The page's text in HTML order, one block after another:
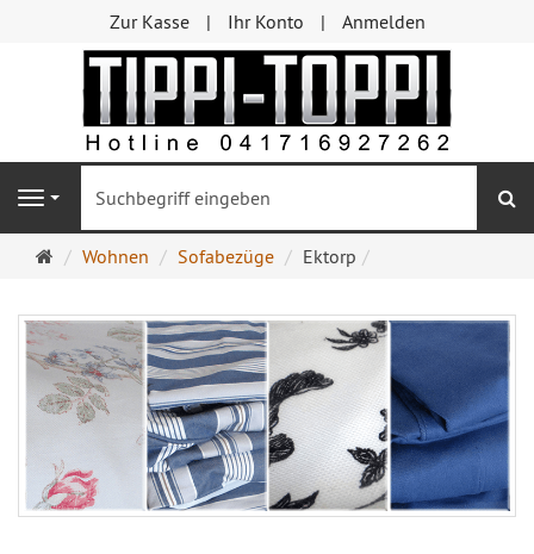
Zur Kasse Ihr Konto Anmelden
Navigation
Startseite
Wohnen Sofabezüge Ektorp